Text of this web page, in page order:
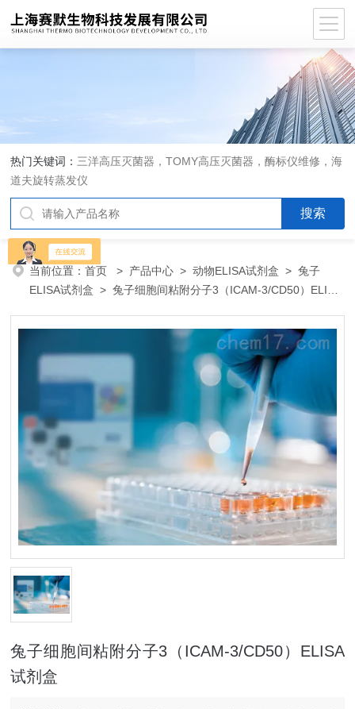
热门关键词： 三洋高压灭菌器，TOMY高压灭菌器，酶标仪维修，海
道夫旋转蒸发仪
当前位置：首页 > 产品中心 >动物ELISA试剂盒 >兔子
ELISA试剂盒 > 兔子细胞间粘附分子3（ICAM-3/CD50）ELISA
兔子细胞间粘附分子3（ICAM-3/CD50）ELISA
试剂盒